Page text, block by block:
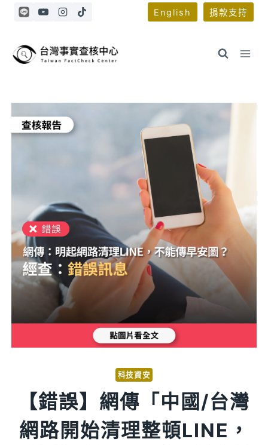
Skip
English 捐款支持
科技資安
【錯誤】網傳「中國/台灣
網路開始清理整頓LINE，